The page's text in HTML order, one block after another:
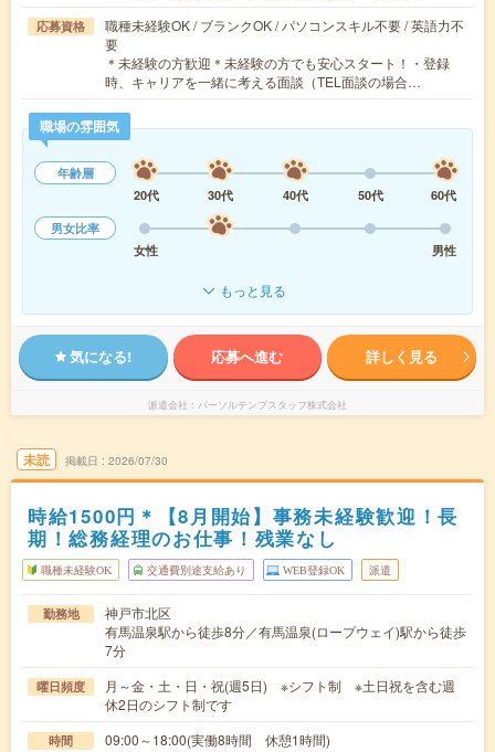
応募資格
職種未経験OK / ブランクOK / パソコンスキル不要 / 英語力不
要
＊未経験の方歓迎＊未経験の方でも安心スタート！・登録
時、キャリアを一緒に考える面談（TEL面談の場合…
職場の雰囲気
年齢層
20代
30代 40代 50代
60代
男女比率
女性
男性
もっと見る
気になる! 応募へ進む 詳しく見る
派遣会社 パーソルテンプスタッフ株式会社
未読 掲載日 2026/07/30
時給1500円＊【8月開始】事務未経験歓迎！長
期！総務経理のお仕事！残業なし
職種未経験OK 交通費別途支給あり WEB登録OK 派遣
勤務地
神戸市北区
有馬温泉駅から徒歩8分／有馬温泉(ロープウェイ)駅から徒歩
7分
曜日頻度
月～金・土・日・祝(週5日) ※シフト制 ※土日祝を含む週
休2日のシフト制です
時間 09:00～18:00(実働8時間 休憩1時間)